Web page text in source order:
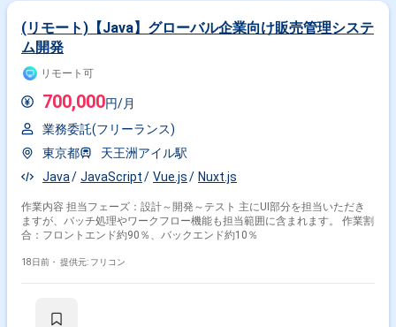
(リモート)【Java】グローバル企業向け販売管理システ
ム開発
リモート可
700,000円/月
業務委託(フリーランス)
東京都
天王洲アイル駅
Java
JavaScript Vue.js Nuxt.js
作業内容 担当フェーズ：設計～開発～テスト 主にUI部分を担当いただき
ますが、バッチ処理やワークフロー機能も担当範囲に含まれます。 作業割
合：フロントエンド約90％、バックエンド約10％
18日前・ 提供元: フリコン